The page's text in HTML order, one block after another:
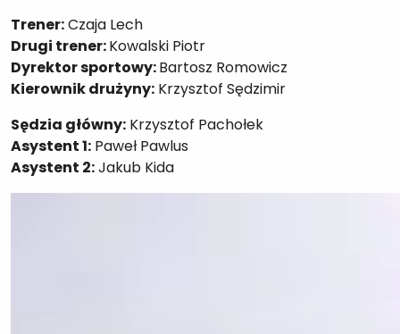
Trener:Czaja Lech
Drugi trener:Kowalski Piotr
Dyrektor sportowy:Bartosz Romowicz
Kierownik drużyny: Krzysztof Sędzimir
Sędzia główny: Krzysztof Pachołek
Asystent 1: Paweł Pawlus
Asystent 2:Jakub Kida